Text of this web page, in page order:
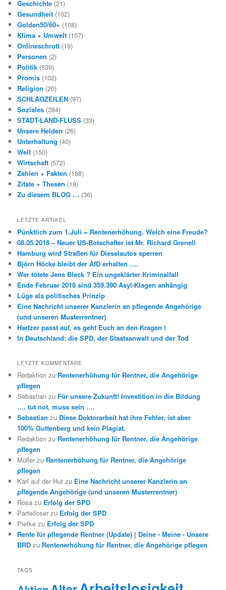
Geschichte (21)
Gesundheit (102)
Golden50/60+ (108)
Klima + Umwelt (107)
Onlineschrott (19)
Personen (2)
Politik (539)
Promis (102)
Religion (20)
SCHLAGZEILEN (97)
Soziales (284)
STADT-LAND-FLUSS (33)
Unsere Helden (26)
Unterhaltung (40)
Welt (150)
Wirtschaft (572)
Zahlen + Fakten (168)
Zitate + Thesen (18)
Zu diesem BLOG … (36)
LETZTE ARTIKEL
Pünktlich zum 1.Juli = Rentenerhöhung. Welch eine Freude?
08.05.2018 – Neuer US-Botschafter ist Mr. Richard Grenell
Hamburg wird Straßen für Dieselautos sperren
Björn Höcke bleibt der AfD erhalten ….
Wer tötete Jens Bleck ? Ein ungeklärter Kriminalfall
Ende Februar 2018 sind 359.390 Asyl-Klagen anhängig
Lüge als politisches Prinzip
Eine Nachricht unserer Kanzlerin an pflegende Angehörige
(und unseren Musterrentner)
Hartzer passt auf, es geht Euch an den Kragen !
In Deutschland: die SPD, der Staatsanwalt und der Tod
LETZTE KOMMENTARE
Redaktion zu Rentenerhöhung für Rentner, die Angehörige
pflegen
Sebastian zu Für unsere Zukunft! Investition in die Bildung
…. tut not, muss sein ….
Sebastian zu Diese Doktorarbeit hat ihre Fehler, ist aber
100% Guttenberg und kein Plagiat.
Redaktion zu Rentenerhöhung für Rentner, die Angehörige
pflegen
Müller zu Rentenerhöhung für Rentner, die Angehörige
pflegen
Karl auf der Hut zu Eine Nachricht unserer Kanzlerin an
pflegende Angehörige (und unseren Musterrentner)
Rosa zu Erfolg der SPD
Parteiloser zu Erfolg der SPD
Piefke zu Erfolg der SPD
Rente für pflegende Rentner (Update) | Deine - Meine - Unsere
BRD zu Rentenerhöhung für Rentner, die Angehörige pflegen
TAGS